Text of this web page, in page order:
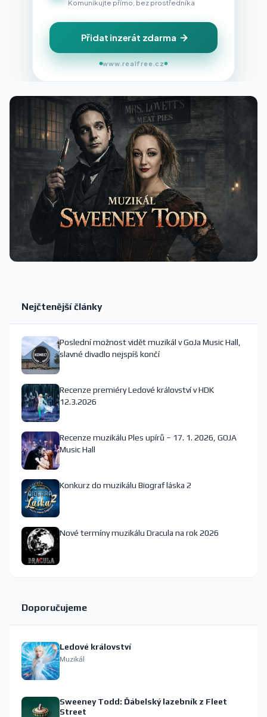
Komunikujte přímo, bez prostředníka
Přidat inzerát zdarma
www.realfree.cz
Nejčtenější články
Poslední možnost vidět muzikál v GoJa Music Hall,
slavné divadlo nejspíš končí
Recenze premiéry Ledové království v HDK
12.3.2026
Recenze muzikálu Ples upírů – 17. 1. 2026, GOJA
Music Hall
Konkurz do muzikálu Biograf láska 2
Nové termíny muzikálu Dracula na rok 2026
Doporučujeme
Ledové království
Muzikál
Sweeney Todd: Ďábelský lazebník z Fleet
Street